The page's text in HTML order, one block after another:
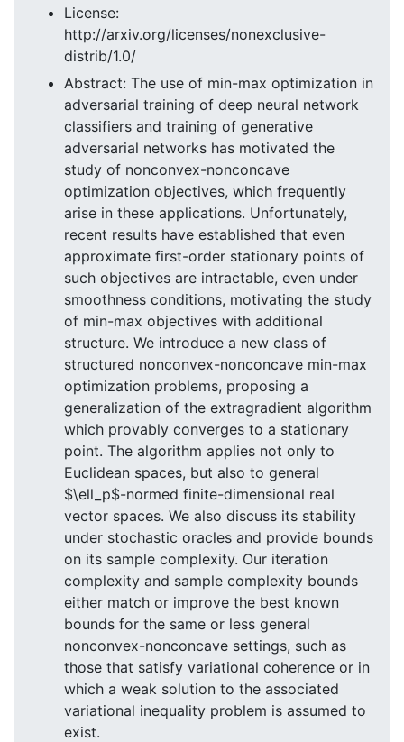
License:
http://arxiv.org/licenses/nonexclusive-
distrib/1.0/
Abstract: The use of min-max optimization in
adversarial training of deep neural network
classifiers and training of generative
adversarial networks has motivated the
study of nonconvex-nonconcave
optimization objectives, which frequently
arise in these applications. Unfortunately,
recent results have established that even
approximate first-order stationary points of
such objectives are intractable, even under
smoothness conditions, motivating the study
of min-max objectives with additional
structure. We introduce a new class of
structured nonconvex-nonconcave min-max
optimization problems, proposing a
generalization of the extragradient algorithm
which provably converges to a stationary
point. The algorithm applies not only to
Euclidean spaces, but also to general
$\ell_p$-normed finite-dimensional real
vector spaces. We also discuss its stability
under stochastic oracles and provide bounds
on its sample complexity. Our iteration
complexity and sample complexity bounds
either match or improve the best known
bounds for the same or less general
nonconvex-nonconcave settings, such as
those that satisfy variational coherence or in
which a weak solution to the associated
variational inequality problem is assumed to
exist.